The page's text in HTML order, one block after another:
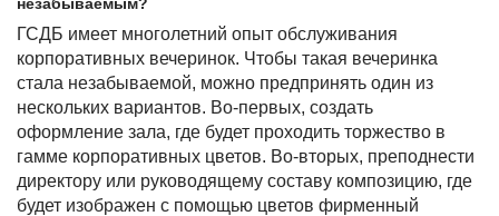
ГСДБ имеет многолетний опыт обслуживания
корпоративных вечеринок. Чтобы такая вечеринка
стала незабываемой, можно предпринять один из
нескольких вариантов. Во-первых, создать
оформление зала, где будет проходить торжество в
гамме корпоративных цветов. Во-вторых, преподнести
директору или руководящему составу композицию, где
будет изображен с помощью цветов фирменный